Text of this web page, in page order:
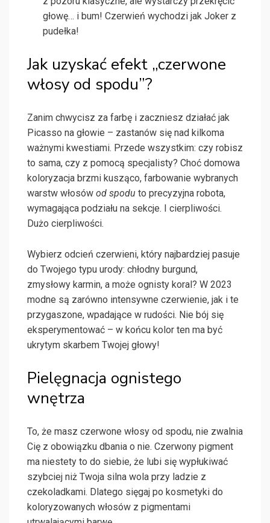
głowę… i bum! Czerwień wychodzi jak Joker z
pudełka!
Jak uzyskać efekt „czerwone
włosy od spodu”?
Zanim chwycisz za farbę i zaczniesz działać jak
Picasso na głowie – zastanów się nad kilkoma
ważnymi kwestiami. Przede wszystkim: czy robisz
to sama, czy z pomocą specjalisty? Choć domowa
koloryzacja brzmi kusząco, farbowanie wybranych
warstw włosów od spodu to precyzyjna robota,
wymagająca podziału na sekcje. I cierpliwości.
Dużo cierpliwości.
Wybierz odcień czerwieni, który najbardziej pasuje
do Twojego typu urody: chłodny burgund,
zmysłowy karmin, a może ognisty koral? W 2023
modne są zarówno intensywne czerwienie, jak i te
przygaszone, wpadające w rudości. Nie bój się
eksperymentować – w końcu kolor ten ma być
ukrytym skarbem Twojej głowy!
Pielęgnacja ognistego
wnętrza
To, że masz czerwone włosy od spodu, nie zwalnia
Cię z obowiązku dbania o nie. Czerwony pigment
ma niestety to do siebie, że lubi się wypłukiwać
szybciej niż Twoja silna wola przy ladzie z
czekoladkami. Dlatego sięgaj po kosmetyki do
koloryzowanych włosów z pigmentami